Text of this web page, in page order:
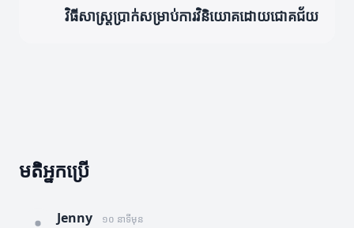
វិធីសាស្ត្រប្រាក់សម្រាប់ការវិនិយោគដោយជោគជ័យ
មតិអ្នកប្រើ
Jenny ១០ នាទីមុន